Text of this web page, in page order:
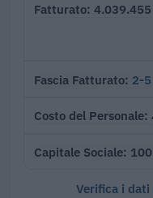
Fatturato
Fascia Fatturato 2-
Costo del Personale
Capitale Sociale
Verifica i